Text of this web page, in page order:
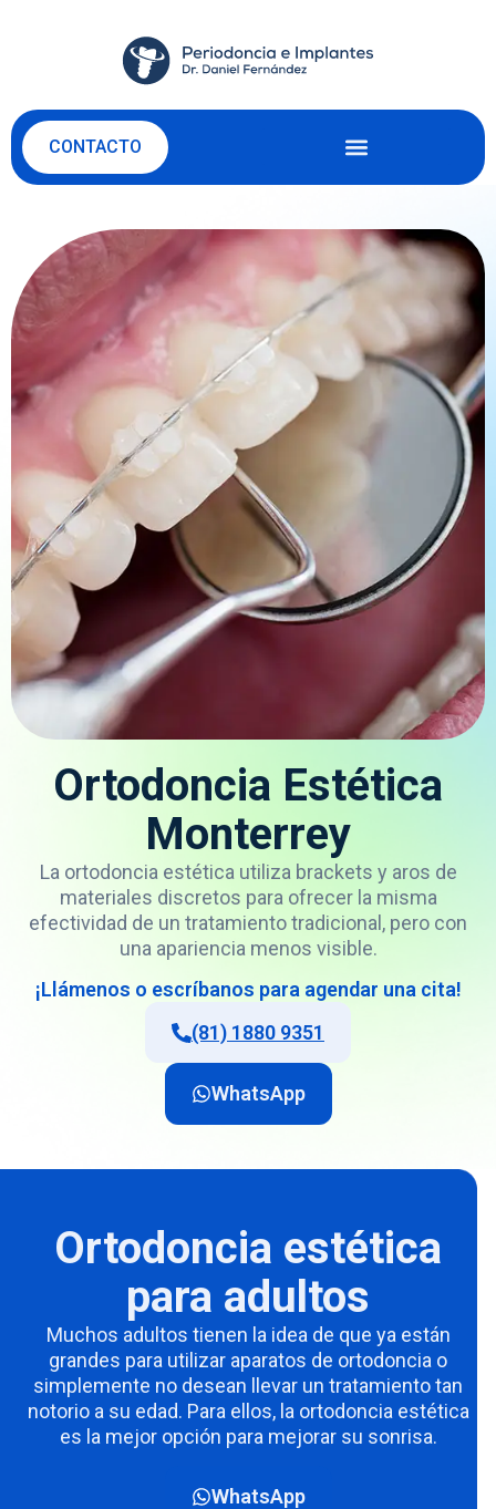
CONTACTO
Ortodoncia Estética
Monterrey
La ortodoncia estética utiliza brackets y aros de
materiales discretos para ofrecer la misma
efectividad de un tratamiento tradicional, pero con
una apariencia menos visible.
¡Llámenos o escríbanos para agendar una cita!
(81) 1880 9351
WhatsApp
Ortodoncia estética
para adultos
Muchos adultos tienen la idea de que ya están
grandes para utilizar aparatos de ortodoncia o
simplemente no desean llevar un tratamiento tan
notorio a su edad. Para ellos, la ortodoncia estética
es la mejor opción para mejorar su sonrisa.
WhatsApp